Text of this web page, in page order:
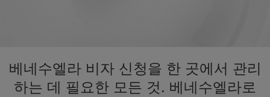
베네수엘라 비자 신청을 한 곳에서 관리
하는 데 필요한 모든 것. 베네수엘라로